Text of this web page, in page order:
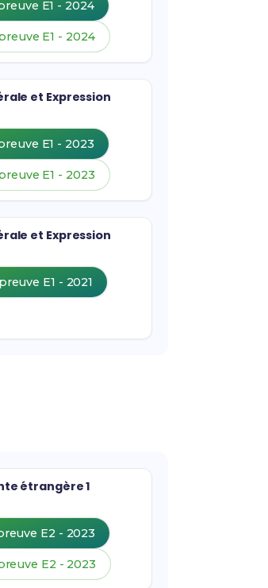
E1 - 2024
E1 - 2024
et Expression
E1 - 2023
E1 - 2023
et Expression
E1 - 2021
étrangère 1
E2 - 2023
E2 - 2023